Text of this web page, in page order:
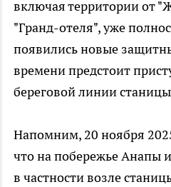
включая территории от
"Гранд-отеля", уже
появились новые
времени предстоит
береговой линии
Напомним, 20 ноября
что на побережье Анапы
в частности возле